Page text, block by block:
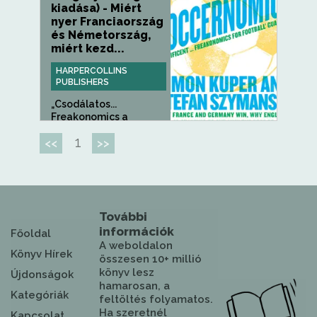
kiadása) - Miért
nyer Franciaország
és Németország,
miért kezd...
HARPERCOLLINS
PUBLISHERS
„Csodálatos...
Freakonomics a
<< 1 >>
Főoldal
Könyv Hírek
Újdonságok
Kategóriák
További
információk
A weboldalon
összesen 10+ millió
könyv lesz
hamarosan, a
feltöltés folyamatos.
Ha szeretnél